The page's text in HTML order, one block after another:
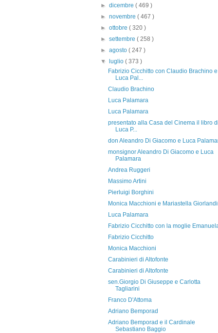
►dicembre( 469 )
►novembre( 467 )
►ottobre( 320 )
►settembre( 258 )
►agosto( 247 )
▼
luglio( 373 )
Fabrizio Cicchitto con Claudio Brachino e
Luca Pal...
Claudio Brachino
Luca Palamara
Luca Palamara
presentato alla Casa del Cinema il libro di
Luca P...
don Aleandro Di Giacomo e Luca
monsignor Aleandro Di Giacomo e Luca
Palamara
Andrea Ruggeri
Massimo Artini
Pierluigi Borghini
Monica Macchioni e Mariastella
Luca Palamara
Fabrizio Cicchitto con la moglie
Fabrizio Cicchitto
Monica Macchioni
Carabinieri di Altofonte
Carabinieri di Altofonte
sen.Giorgio Di Giuseppe e Carlotta
Tagliarini
Franco D'Attoma
Adriano Bemporad
Adriano Bemporad e il Cardinale
Sebastiano Baggio